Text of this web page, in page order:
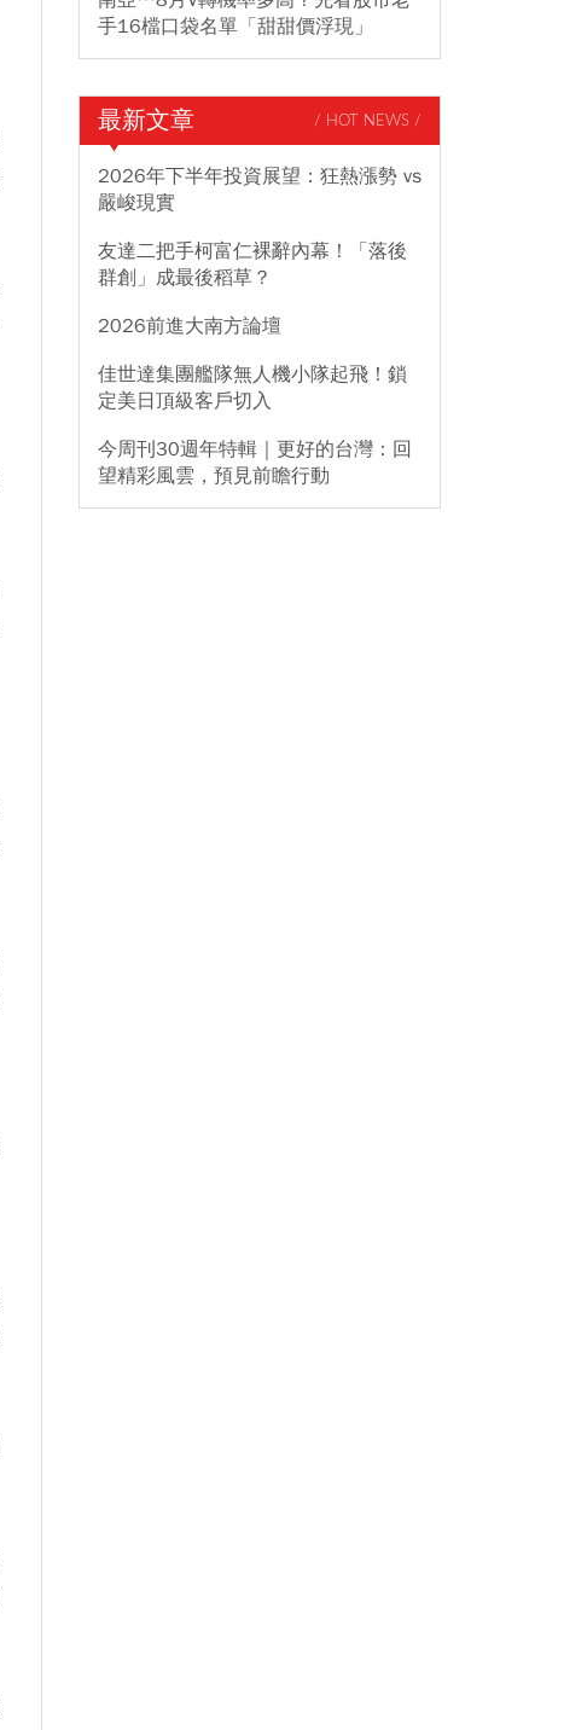
手16檔口袋名單「甜甜價浮現」
最新文章 / HOT NEWS /
2026年下半年投資展望：狂熱漲勢 vs
嚴峻現實
友達二把手柯富仁裸辭內幕！「落後
群創」成最後稻草？
2026前進大南方論壇
佳世達集團艦隊無人機小隊起飛！鎖
定美日頂級客戶切入
今周刊30週年特輯｜更好的台灣：回
望精彩風雲，預見前瞻行動